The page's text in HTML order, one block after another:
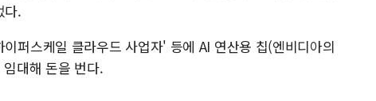
다.
퍼스케일 클라우드 사업자' 등에 AI 연산용 칩(엔비디아의
대해 돈을 번다.